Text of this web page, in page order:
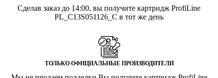
Сделав заказ до 14:00, вы получите картридж ProfiLine
PL_C13S051126_C в тот же день
ТОЛЬКО ОФИЦИАЛЬНЫЕ ПРОИЗВОДИТЕЛИ